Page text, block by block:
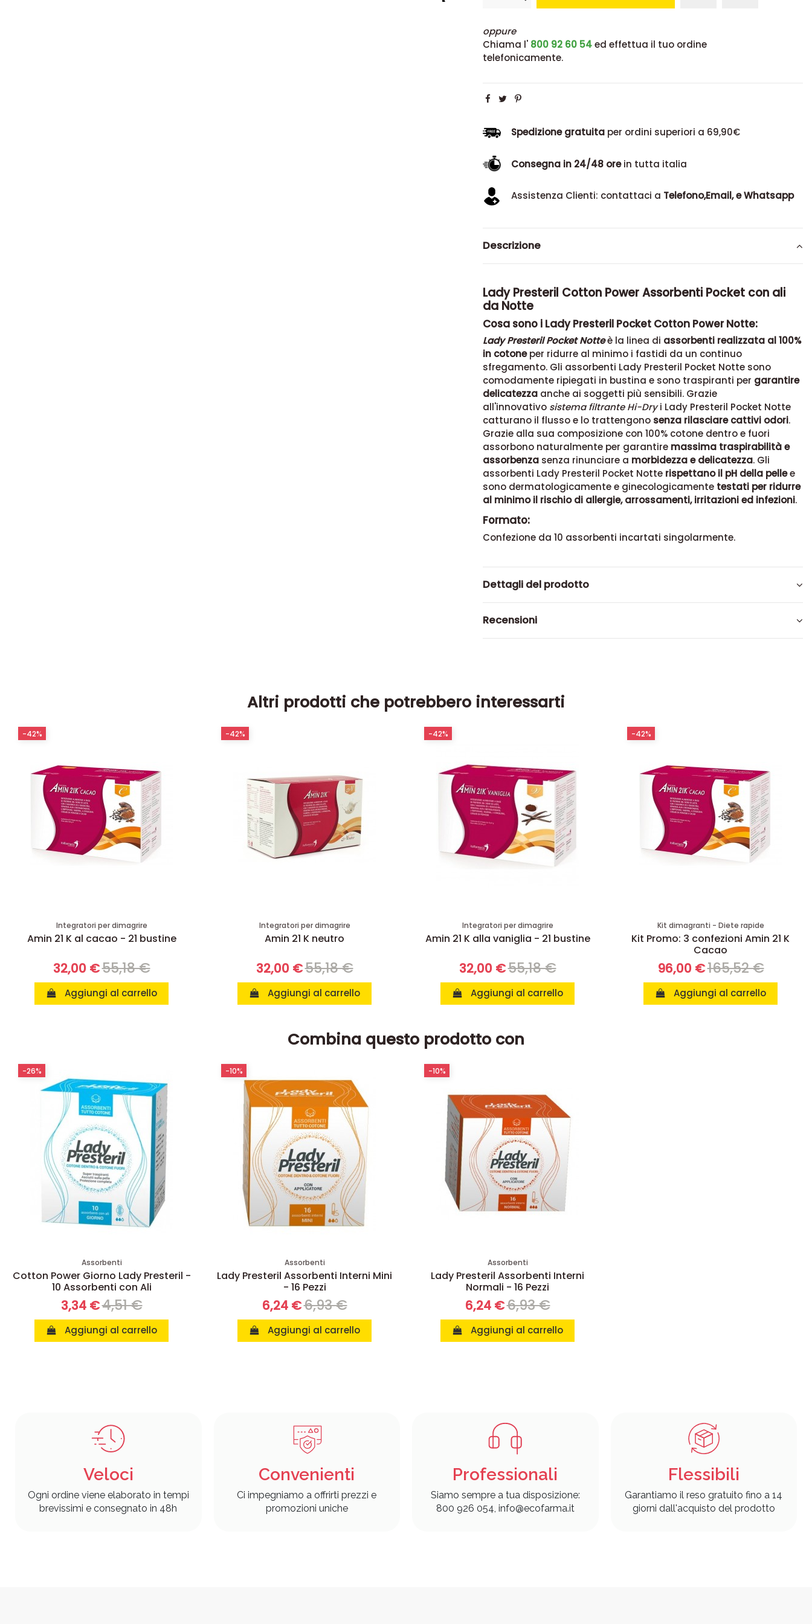
oppure
Chiama l' 800 92 60 54ed effettua il tuo ordine
telefonicamente.
Spedizione gratuitaper ordini superiori a 69,90€
Consegna in 24/48 orein tutta italia
Assistenza Clienti: contattaci a Telefono,Email, e Whatsapp
Descrizione
Lady Presteril Cotton Power Assorbenti Pocket con ali
da Notte
Cosa sono i Lady Presteril Pocket Cotton Power Notte:
Lady Presteril Pocket Notteè la linea di assorbenti realizzata al 100%
in cotoneper ridurre al minimo i fastidi da un continuo
sfregamento. Gli assorbenti Lady Presteril Pocket Notte sono
comodamente ripiegati in bustina e sono traspiranti per garantire
delicatezzaanche ai soggetti più sensibili. Grazie
all'innovativo sistema filtrante Hi-Dryi Lady Presteril Pocket Notte
catturano il flusso e lo trattengono senza rilasciare cattivi odori.
Grazie alla sua composizione con 100% cotone dentro e fuori
assorbono naturalmente per garantire massima traspirabilità e
assorbenzasenza rinunciare a morbidezza e delicatezza. Gli
assorbenti Lady Presteril Pocket Notte rispettano il pH della pellee
sono dermatologicamente e ginecologicamente testati per ridurre
al minimo il rischio di allergie, arrossamenti, irritazioni ed infezioni.
Formato:
Confezione da 10 assorbenti incartati singolarmente.
Dettagli del prodotto
Recensioni
Altri prodotti che potrebbero interessarti
Integratori per dimagrire
Amin 21 K al cacao - 21 bustine
32,00 €55,18 €
Aggiungi al carrello
-42%
Integratori per dimagrire
Amin 21 K neutro
32,00 €55,18 €
Aggiungi al carrello
-42%
Integratori per dimagrire
Amin 21 K alla vaniglia - 21 bustine
32,00 €55,18 €
Aggiungi al carrello
-42%
Kit dimagranti - Diete rapide
Kit Promo: 3 confezioni Amin 21 K
Cacao
96,00 €165,52 €
Aggiungi al carrello
-42%
Combina questo prodotto con
Assorbenti
Cotton Power Giorno Lady Presteril -
10 Assorbenti con Ali
3,34 €4,51 €
Aggiungi al carrello
-26%
Assorbenti
Lady Presteril Assorbenti Interni Mini
- 16 Pezzi
6,24 €6,93 €
Aggiungi al carrello
-10%
Assorbenti
Lady Presteril Assorbenti Interni
Normali - 16 Pezzi
6,24 €6,93 €
Aggiungi al carrello
-10%
Veloci
Ogni ordine viene elaborato in tempi
brevissimi e consegnato in 48h
Convenienti
Ci impegniamo a offrirti prezzi e
promozioni uniche
Professionali
Siamo sempre a tua disposizione:
800 926 054, info@ecofarma.it
Flessibili
Garantiamo il reso gratuito fino a 14
giorni dall'acquisto del prodotto